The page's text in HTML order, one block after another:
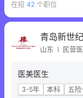
在招 42 个职位
青岛新世
山东 民营
医美医生
3-5年
本科 五险